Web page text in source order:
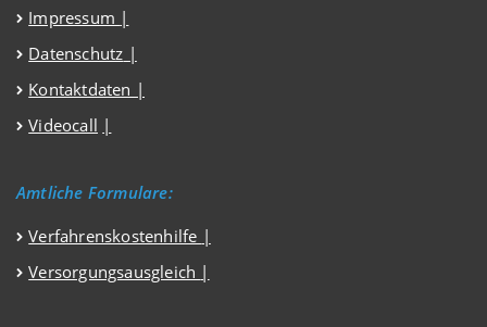
Impressum |
Datenschutz |
Kontaktdaten |
Videocall |
Amtliche Formulare:
Verfahrenskostenhilfe |
Versorgungsausgleich |